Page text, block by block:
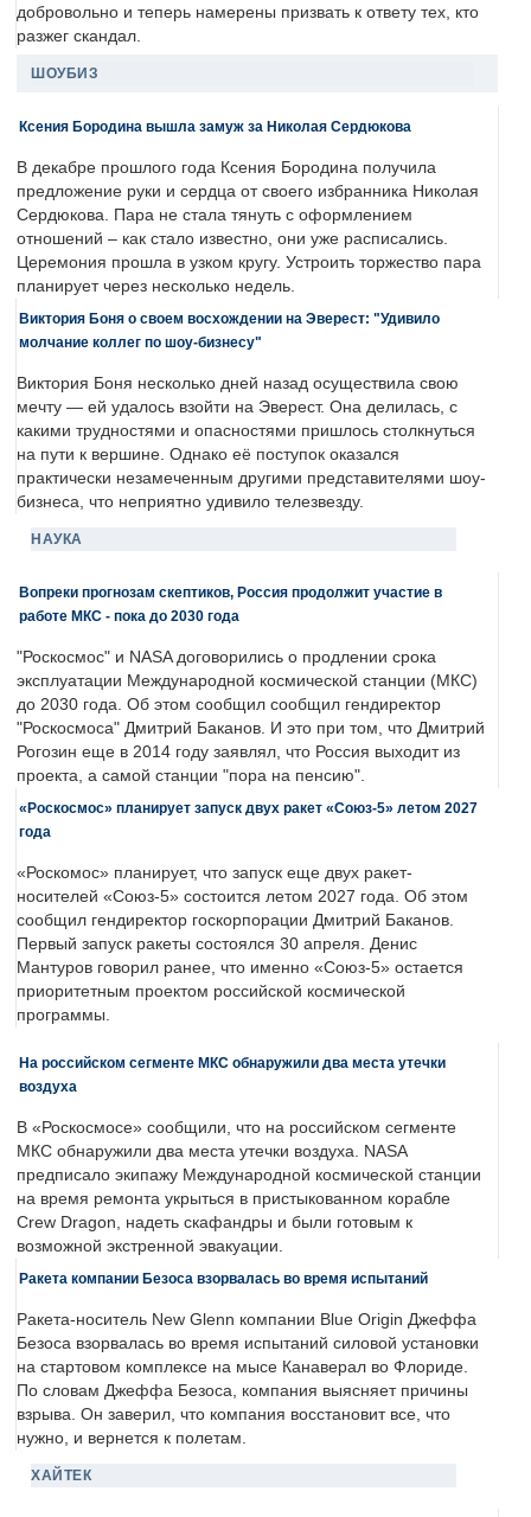
добровольно и теперь намерены призвать к ответу тех, кто
разжег скандал.
ШОУБИЗ
Ксения Бородина вышла замуж за Николая Сердюкова
В декабре прошлого года Ксения Бородина получила
предложение руки и сердца от своего избранника Николая
Сердюкова. Пара не стала тянуть с оформлением
отношений – как стало известно, они уже расписались.
Церемония прошла в узком кругу. Устроить торжество пара
планирует через несколько недель.
Виктория Боня о своем восхождении на Эверест: "Удивило
молчание коллег по шоу-бизнесу"
Виктория Боня несколько дней назад осуществила свою
мечту — ей удалось взойти на Эверест. Она делилась, с
какими трудностями и опасностями пришлось столкнуться
на пути к вершине. Однако её поступок оказался
практически незамеченным другими представителями шоу-
бизнеса, что неприятно удивило телезвезду.
НАУКА
Вопреки прогнозам скептиков, Россия продолжит участие в
работе МКС - пока до 2030 года
"Роскосмос" и NASA договорились о продлении срока
эксплуатации Международной космической станции (МКС)
до 2030 года. Об этом сообщил сообщил гендиректор
"Роскосмоса" Дмитрий Баканов. И это при том, что Дмитрий
Рогозин еще в 2014 году заявлял, что Россия выходит из
проекта, а самой станции "пора на пенсию".
«Роскосмос» планирует запуск двух ракет «Союз-5» летом 2027
года
«Роскомос» планирует, что запуск еще двух ракет-
носителей «Союз-5» состоится летом 2027 года. Об этом
сообщил гендиректор госкорпорации Дмитрий Баканов.
Первый запуск ракеты состоялся 30 апреля. Денис
Мантуров говорил ранее, что именно «Союз-5» остается
приоритетным проектом российской космической
программы.
На российском сегменте МКС обнаружили два места утечки
воздуха
В «Роскосмосе» сообщили, что на российском сегменте
МКС обнаружили два места утечки воздуха. NASA
предписало экипажу Международной космической станции
на время ремонта укрыться в пристыкованном корабле
Crew Dragon, надеть скафандры и были готовым к
возможной экстренной эвакуации.
Ракета компании Безоса взорвалась во время испытаний
Ракета-носитель New Glenn компании Blue Origin Джеффа
Безоса взорвалась во время испытаний силовой установки
на стартовом комплексе на мысе Канаверал во Флориде.
По словам Джеффа Безоса, компания выясняет причины
взрыва. Он заверил, что компания восстановит все, что
нужно, и вернется к полетам.
ХАЙТЕК